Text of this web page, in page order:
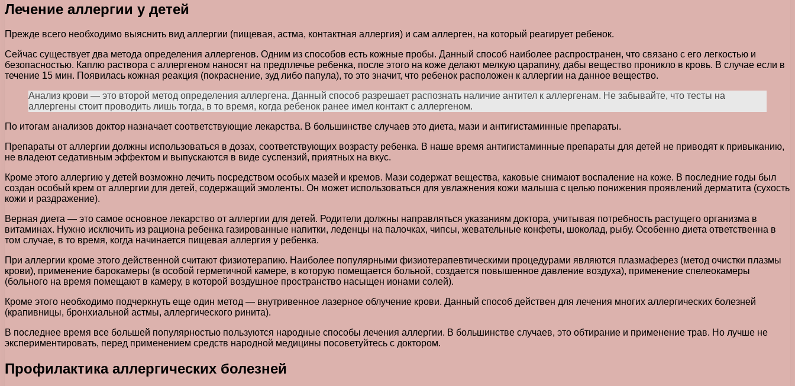
Лечение аллергии у детей
Прежде всего необходимо выяснить вид аллергии (пищевая, астма, контактная аллергия) и сам аллерген, на который реагирует ребенок.
Сейчас существует два метода определения аллергенов. Одним из способов есть кожные пробы. Данный способ наиболее распространен, что связано с его легкостью и
безопасностью. Каплю раствора с аллергеном наносят на предплечье ребенка, после этого на коже делают мелкую царапину, дабы вещество проникло в кровь. В случае если в
течение 15 мин. Появилась кожная реакция (покраснение, зуд либо папула), то это значит, что ребенок расположен к аллергии на данное вещество.
Анализ крови — это второй метод определения аллергена. Данный способ разрешает распознать наличие антител к аллергенам. Не забывайте, что тесты на
аллергены стоит проводить лишь тогда, в то время, когда ребенок ранее имел контакт с аллергеном.
По итогам анализов доктор назначает соответствующие лекарства. В большинстве случаев это диета, мази и антигистаминные препараты.
Препараты от аллергии должны использоваться в дозах, соответствующих возрасту ребенка. В наше время антигистаминные препараты для детей не приводят к привыканию,
не владеют седативным эффектом и выпускаются в виде суспензий, приятных на вкус.
Кроме этого аллергию у детей возможно лечить посредством особых мазей и кремов. Мази содержат вещества, каковые снимают воспаление на коже. В последние годы был
создан особый крем от аллергии для детей, содержащий эмоленты. Он может использоваться для увлажнения кожи малыша с целью понижения проявлений дерматита (сухость
кожи и раздражение).
Верная диета — это самое основное лекарство от аллергии для детей. Родители должны направляться указаниям доктора, учитывая потребность растущего организма в
витаминах. Нужно исключить из рациона ребенка газированные напитки, леденцы на палочках, чипсы, жевательные конфеты, шоколад, рыбу. Особенно диета ответственна в
том случае, в то время, когда начинается пищевая аллергия у ребенка.
При аллергии кроме этого действенной считают физиотерапию. Наиболее популярными физиотерапевтическими процедурами являются плазмаферез (метод очистки плазмы
крови), применение барокамеры (в особой герметичной камере, в которую помещается больной, создается повышенное давление воздуха), применение спелеокамеры
(больного на время помещают в камеру, в которой воздушное пространство насыщен ионами солей).
Кроме этого необходимо подчеркнуть еще один метод — внутривенное лазерное облучение крови. Данный способ действен для лечения многих аллергических болезней
(крапивницы, бронхиальной астмы, аллергического ринита).
В последнее время все большей популярностью пользуются народные способы лечения аллергии. В большинстве случаев, это обтирание и применение трав. Но лучше не
экспериментировать, перед применением средств народной медицины посоветуйтесь с доктором.
Профилактика аллергических болезней